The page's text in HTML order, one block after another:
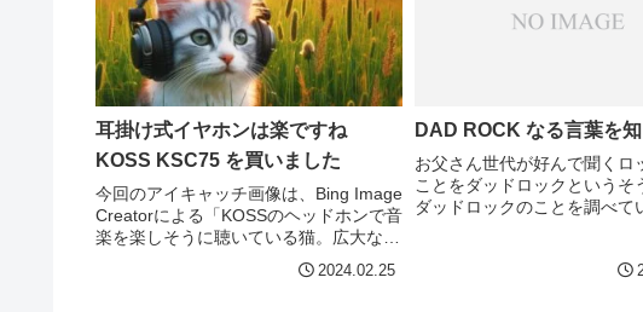
耳掛け式イヤホンは楽ですね
KOSS KSC75 を買いました
今回のアイキャッチ画像は、Bing Image
Creatorによる「KOSSのヘッドホンで音
楽を楽しそうに聴いている猫。広大な緑
の草原。」です。たぶんこれ聴こえてな
いですけどね。ヘッドホンは、いつもは
2024.02.25
DAD ROCK なる言葉を
お父さん世代が好んで聞くロ
ことをダッドロックというそ
ダッドロックのことを調べて